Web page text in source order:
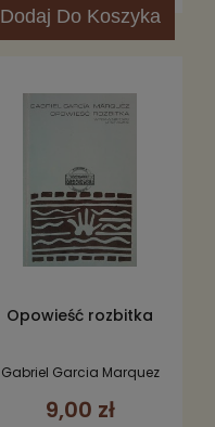
Dodaj Do Koszyka
Opowieść rozbitka
Gabriel Garcia Marquez
9,00 zł